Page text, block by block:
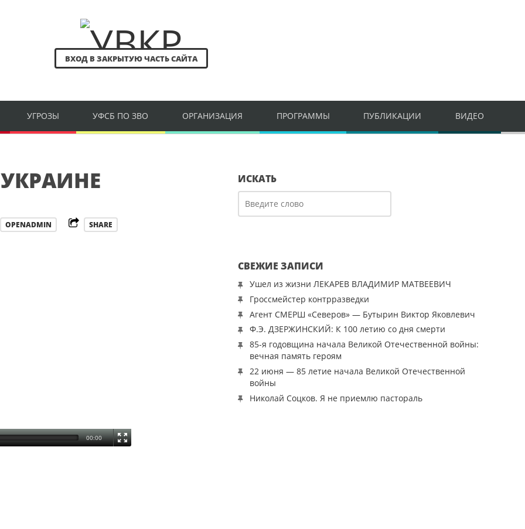
ВХОД В ЗАКРЫТУЮ ЧАСТЬ САЙТА
УГРОЗЫ УФСБ ПО ЗВО ОРГАНИЗАЦИЯ ПРОГРАММЫ ПУБЛИКАЦИИ ВИДЕО
OPENADMIN SHARE
00:00
ИСКАТЬ
СВЕЖИЕ ЗАПИСИ
Ушел из жизни ЛЕКАРЕВ ВЛАДИМИР МАТВЕЕВИЧ
Гроссмейстер контрразведки
Агент СМЕРШ «Северов» — Бутырин Виктор Яковлевич
Ф.Э. ДЗЕРЖИНСКИЙ: К 100 летию со дня смерти
85-я годовщина начала Великой Отечественной войны:
вечная память героям
22 июня — 85 летие начала Великой Отечественной
войны
Николай Соцков. Я не приемлю пастораль